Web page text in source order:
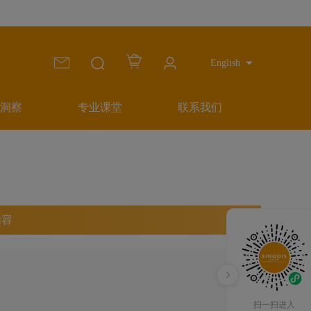
English
察 专业课堂 联系我们
扫一扫进入